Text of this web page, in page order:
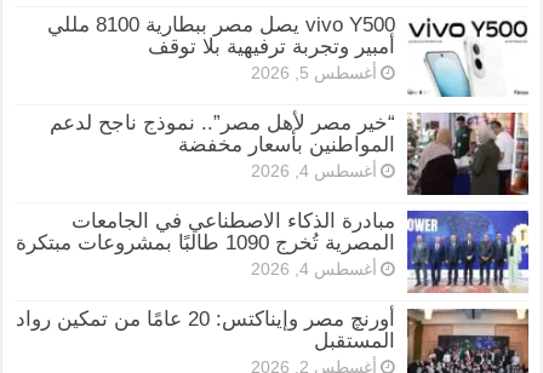
vivo Y500 يصل مصر ببطارية 8100 مللي
أمبير وتجربة ترفيهية بلا توقف
أغسطس 5, 2026
“خير مصر لأهل مصر”.. نموذج ناجح لدعم
المواطنين بأسعار مخفضة
أغسطس 4, 2026
مبادرة الذكاء الاصطناعي في الجامعات
المصرية تُخرج 1090 طالبًا بمشروعات مبتكرة
أغسطس 4, 2026
أورنچ مصر وإيناكتس: 20 عامًا من تمكين رواد
المستقبل
أغسطس 2, 2026